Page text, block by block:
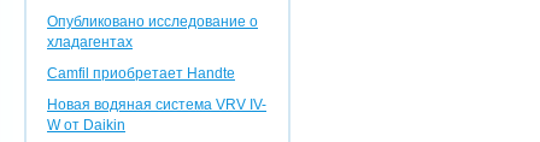
Опубликовано исследование о
хладагентах
Camfil приобретает Handte
Новая водяная система VRV IV-
W от Daikin